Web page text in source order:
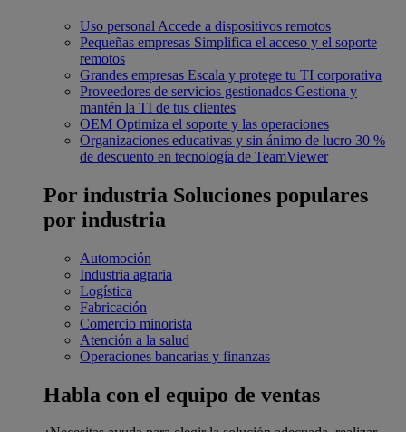
Uso personal Accede a dispositivos remotos
Pequeñas empresas Simplifica el acceso y el soporte
remotos
Grandes empresas Escala y protege tu TI corporativa
Proveedores de servicios gestionados Gestiona y
mantén la TI de tus clientes
OEM Optimiza el soporte y las operaciones
Organizaciones educativas y sin ánimo de lucro 30 %
de descuento en tecnología de TeamViewer
Por industria Soluciones populares
por industria
Automoción
Industria agraria
Logística
Fabricación
Comercio minorista
Atención a la salud
Operaciones bancarias y finanzas
Habla con el equipo de ventas